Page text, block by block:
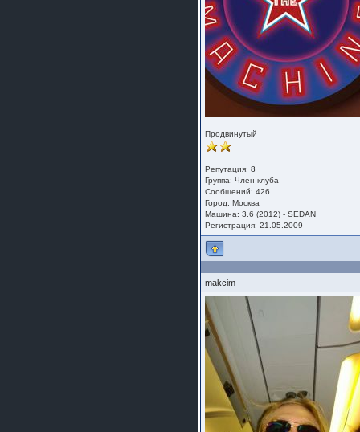
Продвинутый
Репутация: 8
Группа: Член клуба
Сообщений: 426
Город: Москва
Машина: 3.6 (2012) - SEDAN
Регистрация: 21.05.2009
makcim